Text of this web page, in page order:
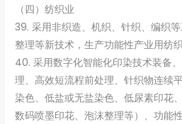
（四）纺织业
39. 采用非织造、机织、针织、编织
整理等新技术，生产功能性产业用纺
40. 采用数字化智能化印染技术装备
理、高效短流程前处理、针织物连续
染色、低盐或无盐染色、低尿素印花
数码喷墨印花、泡沫整理等）、功能